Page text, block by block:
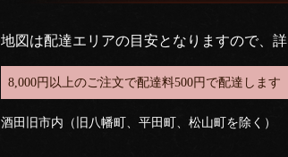
地図は配達エリアの目安となりますので、
8,000円以上のご注文で配達料500円で配達します
酒田旧市内（旧八幡町、平田町、松山町を除く）